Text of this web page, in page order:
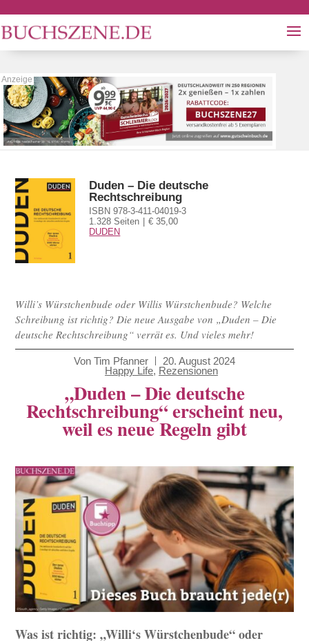
Duden – Die deutsche
Rechtschreibung
ISBN 978-3-411-04019-3
1.328 Seiten
€ 35,00
DUDEN
Willi’s Würstchenbude oder Willis Würstchenbude? Welche
Schreibung ist richtig? Die neue Ausgabe von „Duden – Die
deutsche Rechtschreibung“ verrät es. Und vieles mehr!
Von Tim Pfanner
20. August 2024
Happy Life, Rezensionen
„Duden – Die deutsche
Rechtschreibung“ erscheint neu,
weil es neue Regeln gibt
Was ist richtig: „Willi‘s Würstchenbude“ oder